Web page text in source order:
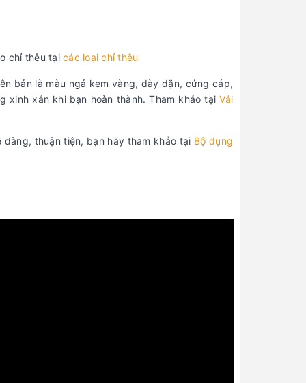
chỉ thêu tại các loại chỉ thêu
bản là màu ngả kem vàng, dày dặn, cứng cáp,
xinh xắn khi bạn hoàn thành. Tham khảo tạiVải
thuận tiện, bạn hãy tham khảo tại Bộ dụng